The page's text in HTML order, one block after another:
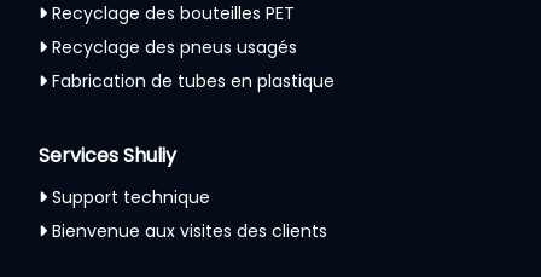
Recyclage des bouteilles PET
Recyclage des pneus usagés
Fabrication de tubes en plastique
Services Shuliy
Support technique
Bienvenue aux visites des clients